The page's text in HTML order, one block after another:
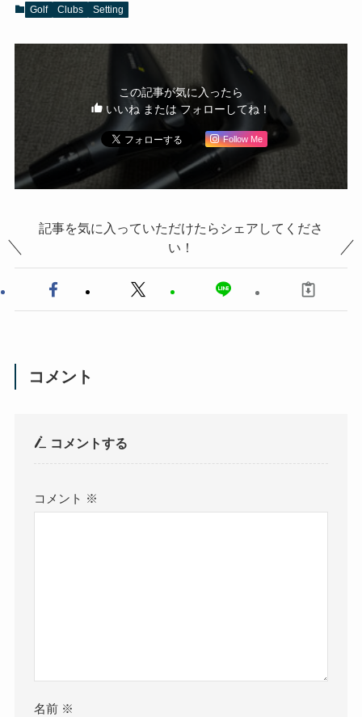
Golf Clubs Setting
この記事が気に入ったら
いいね または フォローしてね！
Follow Me
記事を気に入っていただけたらシェアしてくださ
い！
コメント
コメントする
コメント ※
名前 ※